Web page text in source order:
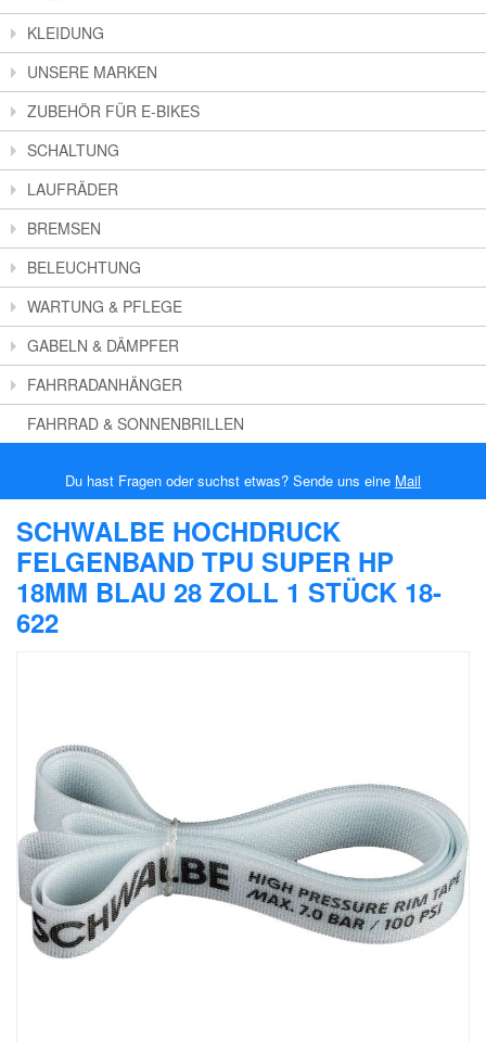
KLEIDUNG
UNSERE MARKEN
ZUBEHÖR FÜR E-BIKES
SCHALTUNG
LAUFRÄDER
BREMSEN
BELEUCHTUNG
WARTUNG & PFLEGE
GABELN & DÄMPFER
FAHRRADANHÄNGER
FAHRRAD & SONNENBRILLEN
Du hast Fragen oder suchst etwas? Sende uns eine Mail
SCHWALBE HOCHDRUCK
FELGENBAND TPU SUPER HP
18MM BLAU 28 ZOLL 1 STÜCK 18-
622